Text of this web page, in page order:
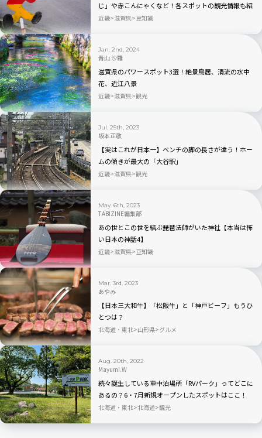
じ」や赤こんにゃくなど！各スポットの観光情報も紹
介
近畿 滋賀県 豆知識
Jan. 2nd, 2024
青山 沙羅
滋賀県のパワースポット3選！絶景鳥居、清流の水中
花、近江八景
近畿 滋賀県 観光
Jul. 25th, 2023
坂本正敬
【実はこれが日本一】ベンチの脚の長さが違う！ホー
ムの傾きが最大の「大谷駅」
近畿 滋賀県 観光
May. 6th, 2023
TABIZINE編集部
あの世とこの世を結ぶ琵琶法師がいた神社【本当は怖
い日本の神話4】
近畿 滋賀県 豆知識
Mar. 3rd, 2023
あやみ
【日本三大和牛】「松阪牛」と「神戸ビーフ」もうひ
とつは？
北海道・東北 山形県 グルメ
Aug. 20th, 2022
Mayumi.W
続々誕生している車中泊場所「RVパーク」ってどこに
あるの？6・7月新規オープンしたスポットはここ！
北海道・東北 北海道 観光